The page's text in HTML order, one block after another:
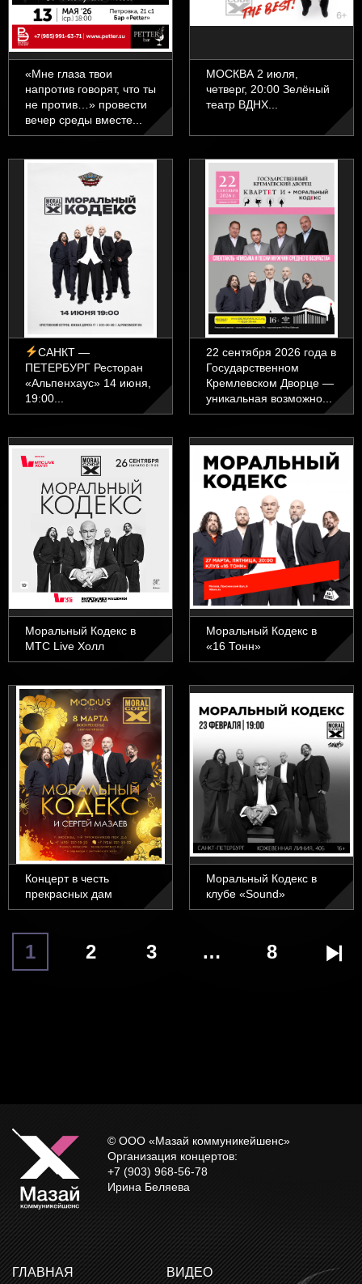
«Мне глаза твои
напротив говорят, что ты
не против…» провести
вечер среды вместе...
МОСКВА 2 июля,
четверг, 20:00 Зелёный
театр ВДНХ...
САНКТ —
ПЕТЕРБУРГ Ресторан
«Альпенхаус» 14 июня,
19:00...
22 сентября 2026 года в
Государственном
Кремлевском Дворце —
уникальная возможно...
Моральный Кодекс в
МТС Live Холл
Моральный Кодекс в
«16 Тонн»
Концерт в честь
прекрасных дам
Моральный Кодекс в
клубе «Sound»
1 2 3 … 8
© ООО «Мазай коммуникейшенс»
Организация концертов:
+7 (903) 968-56-78
Ирина Беляева
ГЛАВНАЯ ВИДЕО